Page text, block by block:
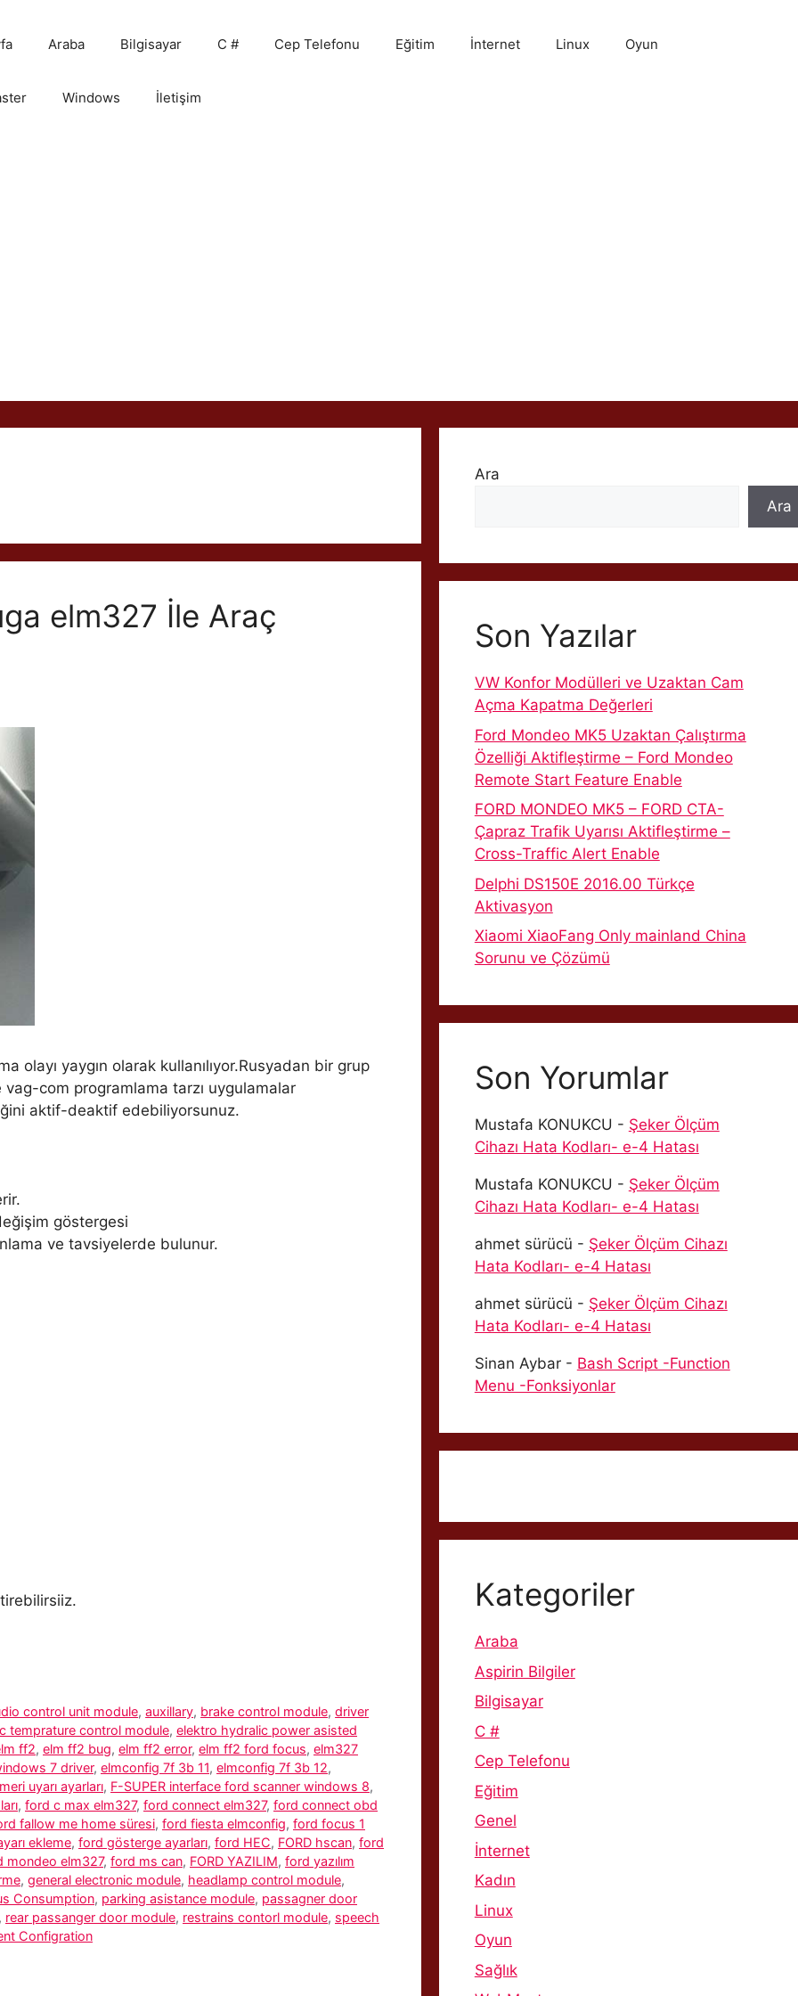
Araba Bilgisayar C # Cep Telefonu Eğitim İnternet Linux Oyun
Windows İletişim
elm327 İle Araç
yaygın olarak kullanılıyor.Rusyadan bir grup
com programlama tarzı uygulamalar
aktif-deaktif edebiliyorsunuz.
göstergesi
ve tavsiyelerde bulunur.
control unit module,auxillary, brake control module,driver
temprature control module, elektro hydralic power asisted
ff2, elm ff2 bug, elm ff2 error, elm ff2 ford focus, elm327
7 driver, elmconfig 7f 3b 11, elmconfig 7f 3b 12,
uyarı ayarları, F-SUPER interface ford scanner windows 8,
, ford c max elm327, ford connect elm327, ford connect obd
fallow me home süresi, ford fiesta elmconfig, ford focus 1
ekleme, ford gösterge ayarları, ford HEC, FORD hscan, ford
mondeo elm327, ford ms can, FORD YAZILIM, ford yazılım
, general electronic module, headlamp control module,
Consumption, parking asistance module, passagner door
, rear passanger door module, restrains contorl module, speech
Configration
Ara
Ara
Son Yazılar
VW Konfor Modülleri ve Uzaktan Cam
Açma Kapatma Değerleri
Ford Mondeo MK5 Uzaktan Çalıştırma
Özelliği Aktifleştirme – Ford Mondeo
Remote Start Feature Enable
FORD MONDEO MK5 – FORD CTA-
Çapraz Trafik Uyarısı Aktifleştirme –
Cross-Traffic Alert Enable
Delphi DS150E 2016.00 Türkçe
Aktivasyon
Xiaomi XiaoFang Only mainland China
Sorunu ve Çözümü
Son Yorumlar
Mustafa KONUKCU - Şeker Ölçüm
Cihazı Hata Kodları- e-4 Hatası
Mustafa KONUKCU - Şeker Ölçüm
Cihazı Hata Kodları- e-4 Hatası
ahmet sürücü - Şeker Ölçüm Cihazı
Hata Kodları- e-4 Hatası
ahmet sürücü - Şeker Ölçüm Cihazı
Hata Kodları- e-4 Hatası
Sinan Aybar- Bash Script -Function
Menu -Fonksiyonlar
Kategoriler
Araba
Aspirin Bilgiler
Bilgisayar
C #
Cep Telefonu
Eğitim
Genel
İnternet
Kadın
Linux
Oyun
Sağlık